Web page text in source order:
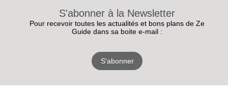
S'abonner à la Newsletter
Pour recevoir toutes les actualités et bons plans de Ze
Guide dans sa boite e-mail :
S'abonner